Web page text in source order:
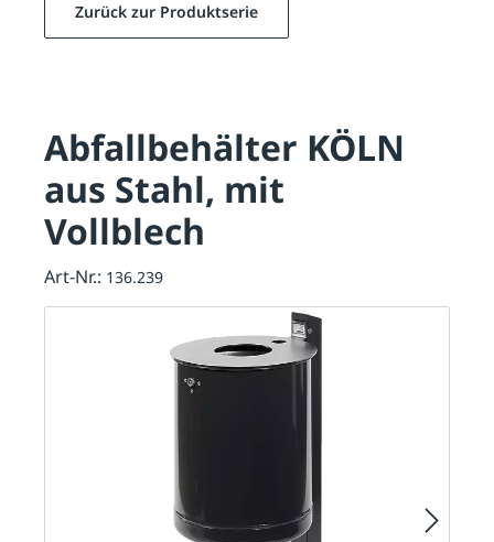
Zurück zur Produktserie
Abfallbehälter KÖLN
aus Stahl, mit
Vollblech
Art-Nr.: 136.239